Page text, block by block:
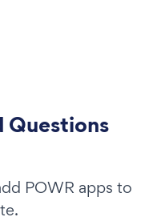
Questions
POWR apps to